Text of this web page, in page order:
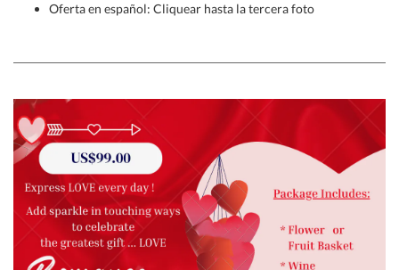
Oferta en español: Cliquear hasta la tercera foto